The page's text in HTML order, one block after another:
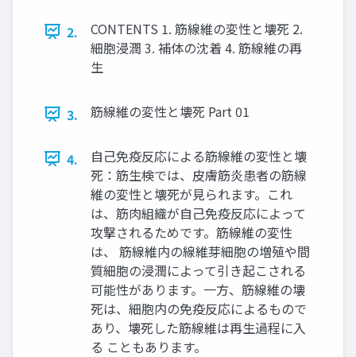
2.
CONTENTS 1. 筋線維の変性と壊死 2.
細胞浸潤 3. 補体の沈着 4. 筋線維の再
生
3. 筋線維の変性と壊死 Part 01
4.
自己免疫反応による筋線維の変性と壊
死：筋生検では、皮膚筋炎患者の筋線
維の変性と壊死が見られます。これ
は、筋肉組織が自己免疫反応によって
攻撃されるためです。筋線維の変性
は、 筋線維内の線維芽細胞の増殖や間
質細胞の浸潤によって引き起こされる
可能性があります。一方、筋線維の壊
死は、細胞内の免疫反応によるもので
あり、壊死した筋線維は再生過程に入
る こともあります。